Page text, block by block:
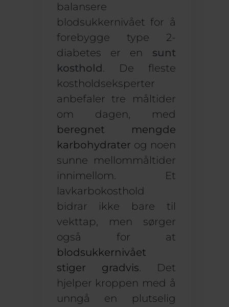
balansere
blodsukkernivået for å
forebygge type 2-
diabetes er en sunt
kosthold. De fleste
kostholdseksperter
anbefaler tre måltider
om dagen, med
beregnet mengde
karbohydrater og noen
sunne mellommåltider
innimellom. Et
lavkarbokosthold
bidrar ikke bare til
vekttap, men sørger
også for at
blodsukkernivået
stiger gradvis. Det
hjelper kroppen med å
unngå en plutselig